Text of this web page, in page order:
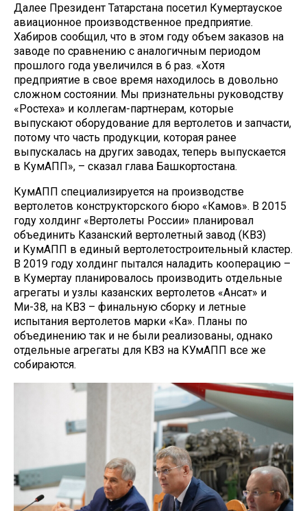
Далее Президент Татарстана посетил Кумертауское
авиационное производственное предприятие.
Хабиров сообщил, что в этом году объем заказов на
заводе по сравнению с аналогичным периодом
прошлого года увеличился в 6 раз. «Хотя
предприятие в свое время находилось в довольно
сложном состоянии. Мы признательны руководству
«Ростеха» и коллегам-партнерам, которые
выпускают оборудование для вертолетов и запчасти,
потому что часть продукции, которая ранее
выпускалась на других заводах, теперь выпускается
в КумАПП», ­– сказал глава Башкортостана.
КумАПП специализируется на производстве
вертолетов конструкторского бюро «Камов». В 2015
году холдинг «Вертолеты России» планировал
объединить Казанский вертолетный завод (КВЗ)
и КумАПП в единый вертолетостроительный кластер.
В 2019 году холдинг пытался наладить кооперацию –
в Кумертау планировалось производить отдельные
агрегаты и узлы казанских вертолетов «Ансат» и
Ми-38, на КВЗ – финальную сборку и летные
испытания вертолетов марки «Ка». Планы по
объединению так и не были реализованы, однако
отдельные агрегаты для КВЗ на КУмАПП все же
собираются.